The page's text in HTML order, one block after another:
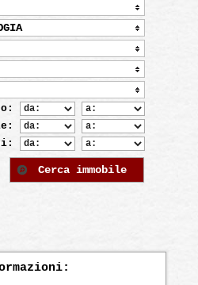
Cerca immobile